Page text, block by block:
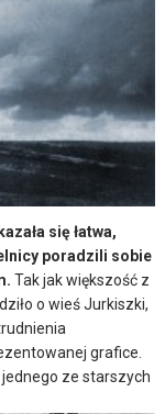
się łatwa,
poradzili sobie
Tak jak większość z
o wieś Jurkiszki,
grafice.
ze starszych